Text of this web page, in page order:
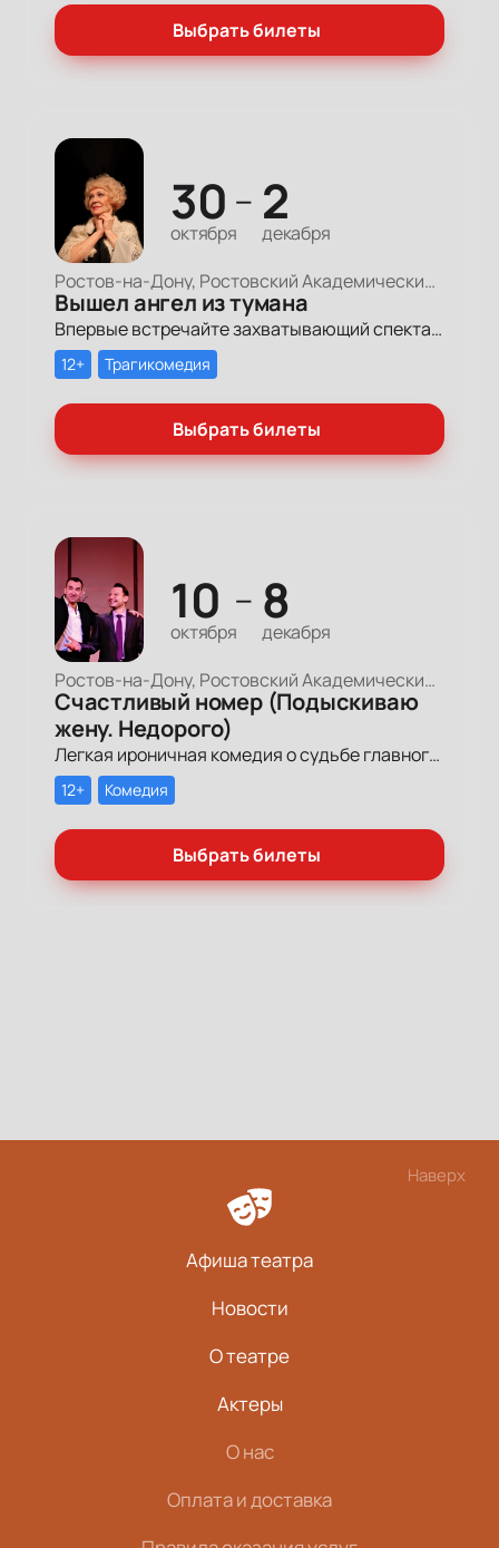
Выбрать билеты
30
октября
— 2
декабря
Ростов-на-Дону, Ростовский Академический Театр Драмы, Малая сцена
Вышел ангел из тумана
Впервые встречайте захватывающий спектакль, где смех и слезы смешиваются в одном дыхании, погружая вас в удивительную историю, где каждый образ отражает частичку нашей с вами жизни, семьи и дружбы.
12+ Трагикомедия
Выбрать билеты
10
октября
— 8
декабря
Ростов-на-Дону, Ростовский Академический Театр Драмы, Малая сцена
Счастливый номер (Подыскиваю
жену. Недорого)
Легкая ироничная комедия о судьбе главного героя-миллионера, который мечтает обрести успех и в личной жизни.
12+ Комедия
Выбрать билеты
Наверх
Афиша театра
Новости
О театре
Актеры
О нас
Оплата и доставка